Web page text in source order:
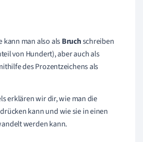
kann man also alsBruchschreiben
von Hundert), aber auch als
des Prozentzeichens als
erklären wir dir, wie man die
kann und wie sie in einen
werden kann.